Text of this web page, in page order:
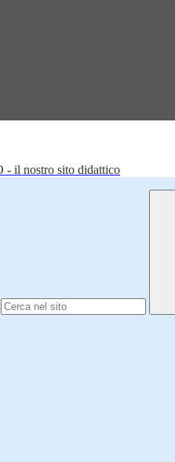
il nostro sito didattico